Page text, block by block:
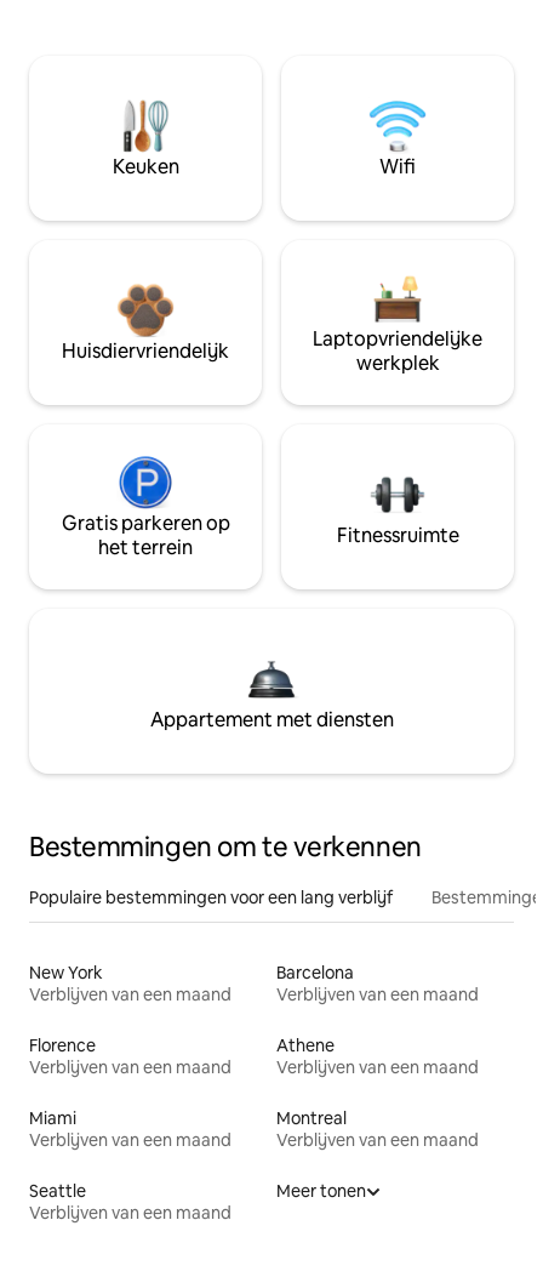
Keuken Wifi
Huisdiervriendelijk
Laptopvriendelijke
werkplek
Gratis parkeren op
het terrein
Fitnessruimte
Appartement met diensten
Bestemmingen om te verkennen
Populaire bestemmingen voor een lang verblijf
New York
Verblijven van een maand
Barcelona
Verblijven van een maand
Florence
Verblijven van een maand
Athene
Verblijven van een maand
Miami
Verblijven van een maand
Montreal
Verblijven van een maand
Seattle
Verblijven van een maand
Meer tonen